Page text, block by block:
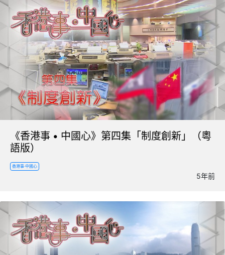
《香港事 • 中國心》第四集「制度創新」（粵
語版）
香港事·中國心
5年前